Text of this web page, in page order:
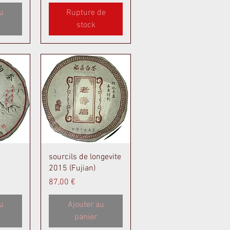
Rupture de
stock
Aperçu rapide
sourcils de longevite
2015 (Fujian)
Prix
87,00 €
Ajouter au
panier